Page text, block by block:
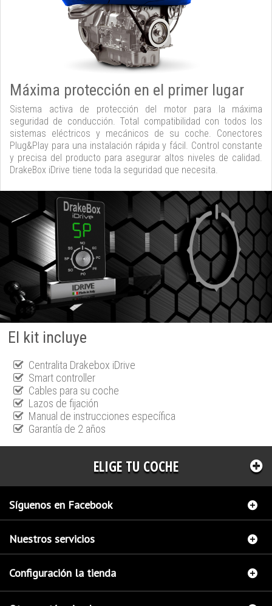
Máxima protección en el primer lugar
Sistema activa de protección del motor para la máxima
seguridad de conducción. Total compatibilidad con todos los
sistemas eléctricos y mecánicos de su coche. Conectores
Plug&Play para una instalación rápida y fácil. Control constante
y precisa del producto para asegurar altos niveles de calidad.
DrakeBox iDrive tiene toda la seguridad que necesita.
El kit incluye
Centralita Drakebox iDrive
Smart controller
Cables para su coche
Lazos de fijación
Manual de instrucciones específica
Garantía de 2 años
ELIGE TU COCHE
Síguenos en Facebook
Nuestros servicios
Configuración la tienda